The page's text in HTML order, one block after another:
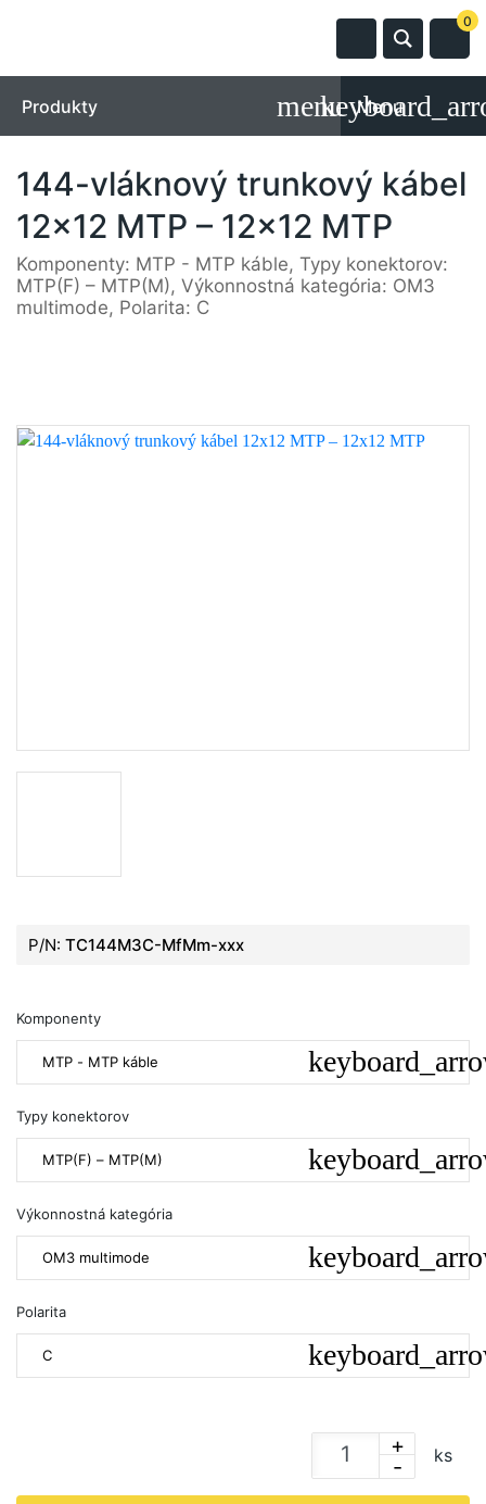
0
Produkty Menu
144-vláknový trunkový kábel
12x12 MTP – 12x12 MTP
Komponenty: MTP - MTP káble, Typy konektorov:
MTP(F) – MTP(M), Výkonnostná kategória: OM3
multimode, Polarita: C
P/N: TC144M3C-MfMm-xxx
Komponenty
MTP - MTP káble
Typy konektorov
MTP(F) – MTP(M)
Výkonnostná kategória
OM3 multimode
Polarita
C
+
-
ks